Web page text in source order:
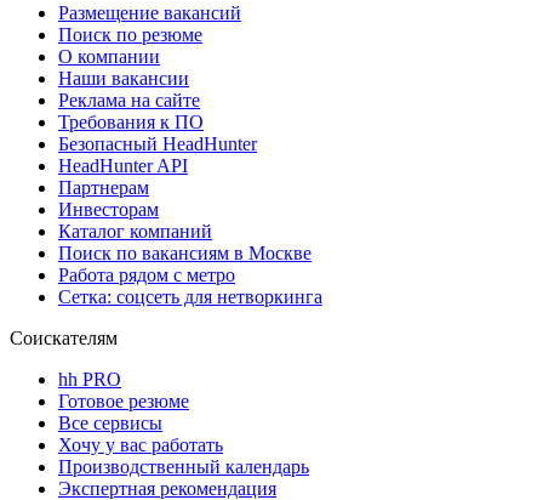
Размещение вакансий
Поиск по резюме
О компании
Наши вакансии
Реклама на сайте
Требования к ПО
Безопасный HeadHunter
HeadHunter API
Партнерам
Инвесторам
Каталог компаний
Поиск по вакансиям в Москве
Работа рядом с метро
Сетка: соцсеть для нетворкинга
Соискателям
hh PRO
Готовое резюме
Все сервисы
Хочу у вас работать
Производственный календарь
Экспертная рекомендация